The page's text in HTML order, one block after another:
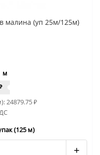
малина (уп 25м/125м)
м
24879.75₽
(125 м)
+